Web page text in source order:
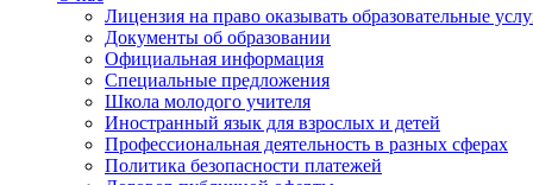
Лицензия на право оказывать образовательные
Документы об образовании
Официальная информация
Специальные предложения
Школа молодого учителя
Иностранный язык для взрослых и детей
Профессиональная деятельность в разных сферах
Политика безопасности платежей